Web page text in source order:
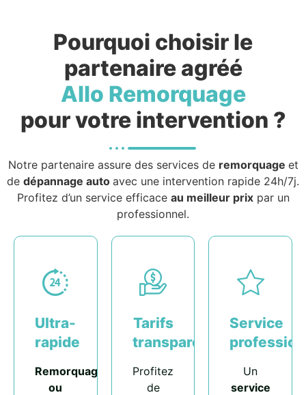
Pourquoi choisir le
partenaire agréé
Allo Remorquage
pour votre intervention ?
Notre partenaire assure des services de remorquage et
de dépannage auto avec une intervention rapide 24h/7j.
Profitez d’un service efficace au meilleur prixpar un
professionnel.
Ultra-
rapide
Remorquage
ou
Tarifs
transparents
Profitez
de
Service
Un
service